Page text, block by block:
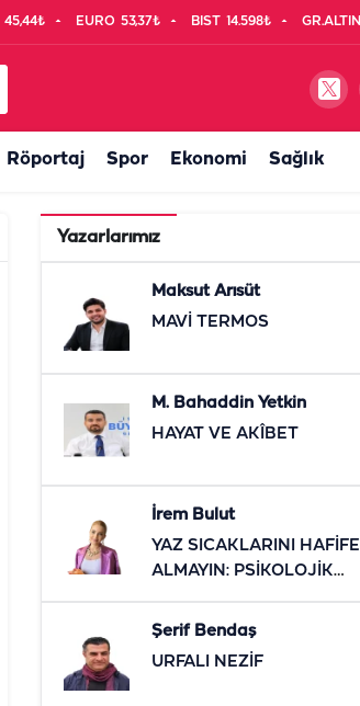
45,44₺ EURO 53,37₺ BIST 14.598₺ GR.ALTIN
Röportaj Spor Ekonomi Sağlık
Yazarlarımız
Maksut Arısüt
MAVİ TERMOS
M. Bahaddin Yetkin
HAYAT VE AKÎBET
İrem Bulut
YAZ SICAKLARINI HAFİFE
ALMAYIN: PSİKOLOJİK
Şerif Bendaş
URFALI NEZİF